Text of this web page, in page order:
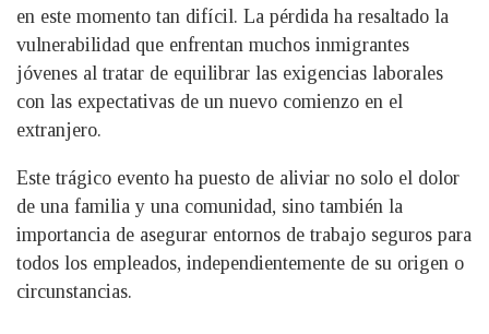
en este momento tan difícil. La pérdida ha resaltado la
vulnerabilidad que enfrentan muchos inmigrantes
jóvenes al tratar de equilibrar las exigencias laborales
con las expectativas de un nuevo comienzo en el
extranjero.
Este trágico evento ha puesto de aliviar no solo el dolor
de una familia y una comunidad, sino también la
importancia de asegurar entornos de trabajo seguros para
todos los empleados, independientemente de su origen o
circunstancias.